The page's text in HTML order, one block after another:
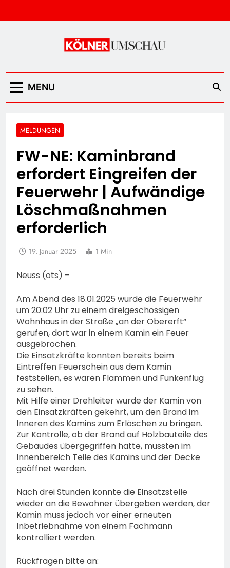
to
Kölner Umschau
MENU
MELDUNGEN
FW-NE: Kaminbrand
erfordert Eingreifen der
Feuerwehr | Aufwändige
Löschmaßnahmen
erforderlich
19. Januar 2025 1 Min
Neuss (ots) –
Am Abend des 18.01.2025 wurde die Feuerwehr
um 20:02 Uhr zu einem dreigeschossigen
Wohnhaus in der Straße „an der Obererft“
gerufen, dort war in einem Kamin ein Feuer
ausgebrochen.
Die Einsatzkräfte konnten bereits beim
Eintreffen Feuerschein aus dem Kamin
feststellen, es waren Flammen und Funkenflug
zu sehen.
Mit Hilfe einer Drehleiter wurde der Kamin von
den Einsatzkräften gekehrt, um den Brand im
Inneren des Kamins zum Erlöschen zu bringen.
Zur Kontrolle, ob der Brand auf Holzbauteile des
Gebäudes übergegriffen hatte, mussten im
Innenbereich Teile des Kamins und der Decke
geöffnet werden.
Nach drei Stunden konnte die Einsatzstelle
wieder an die Bewohner übergeben werden, der
Kamin muss jedoch vor einer erneuten
Inbetriebnahme von einem Fachmann
kontrolliert werden.
Rückfragen bitte an: